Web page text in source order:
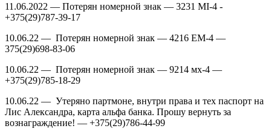
11.06.2022 — Потерян номерной знак — 3231 MI-4 -
+375(29)787-39-17
10.06.22 — Потерян номерной знак — 4216 EM-4 —
375(29)698-83-06
10.06.22 — Потерян номерной знак — 9214 мх-4 —
+375(29)785-18-29
10.06.22 — Утеряно партмоне, внутри права и тех паспорт на
Лис Александра, карта альфа банка. Прошу вернуть за
вознаграждение! — +375(29)786-44-99